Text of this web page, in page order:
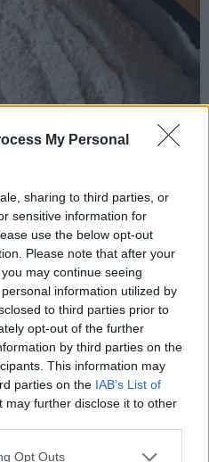
My Personal
sharing to third parties, or
sensitive information for
use the below opt-out
Please note that after your
may continue seeing
information utilized by
to third parties prior to
opt-out of the further
by third parties on the
This information may
parties on the IAB’s List of
may further disclose it to other
Opt Outs
i 20 minutter. Avkjøl kaken
Dra så kaken forsiktig over
hvis du har plass til
eller har kjølerom).